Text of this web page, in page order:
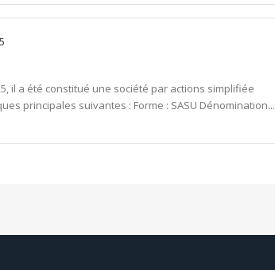
il a été constitué une société par actions simplifiée
principales suivantes : Forme : SASU Dénomination...